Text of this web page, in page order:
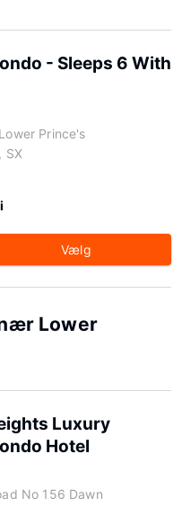
- Sleeps 6 With
Prince's
SX
Vælg
Lower
Luxury
Hotel
No 156 Dawn